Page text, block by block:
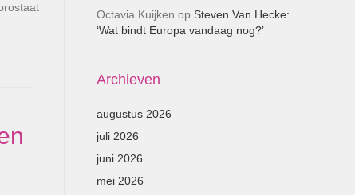
Octavia Kuijken op Steven Van Hecke:
‘Wat bindt Europa vandaag nog?’
Archieven
augustus 2026
juli 2026
juni 2026
mei 2026